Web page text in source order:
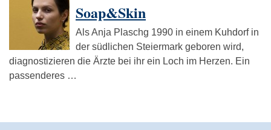
Soap&Skin
Als Anja Plaschg 1990 in einem Kuhdorf in
der südlichen Steiermark geboren wird,
diagnostizieren die Ärzte bei ihr ein Loch im Herzen. Ein
passenderes …